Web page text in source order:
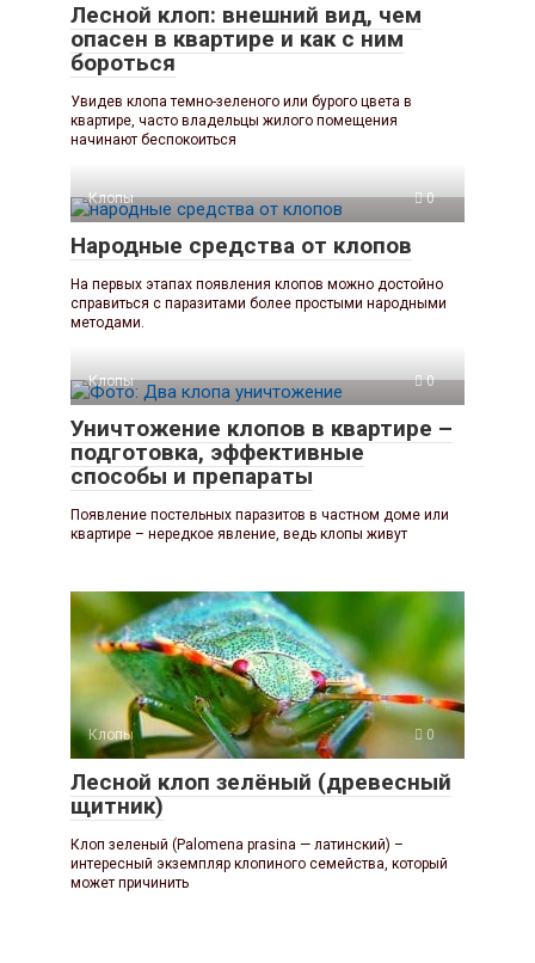
Лесной клоп: внешний вид, чем
опасен в квартире и как с ним
бороться
Увидев клопа темно-зеленого или бурого цвета в
квартире, часто владельцы жилого помещения
начинают беспокоиться
Клопы 0
Народные средства от клопов
На первых этапах появления клопов можно достойно
справиться с паразитами более простыми народными
методами.
Клопы 0
Уничтожение клопов в квартире –
подготовка, эффективные
способы и препараты
Появление постельных паразитов в частном доме или
квартире – нередкое явление, ведь клопы живут
Клопы 0
Лесной клоп зелёный (древесный
щитник)
Клоп зеленый (Palomena prasina — латинский) –
интересный экземпляр клопиного семейства, который
может причинить